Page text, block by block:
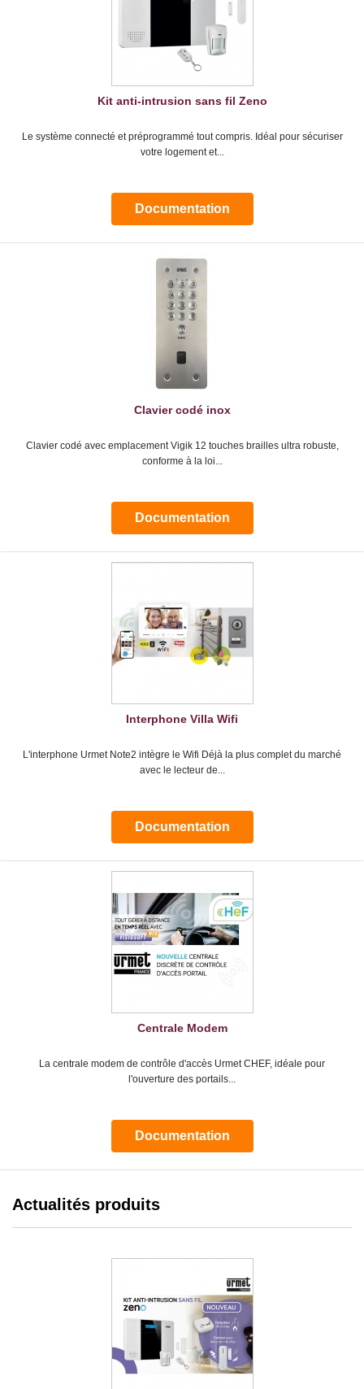
Kit anti-intrusion sans fil Zeno
Le système connecté et préprogrammé tout compris. Idéal pour sécuriser
votre logement et...
Documentation
Clavier codé inox
Clavier codé avec emplacement Vigik 12 touches brailles ultra robuste,
conforme à la loi...
Documentation
Interphone Villa Wifi
L'interphone Urmet Note2 intègre le Wifi Déjà la plus complet du marché
avec le lecteur de...
Documentation
Centrale Modem
La centrale modem de contrôle d'accès Urmet CHEF, idéale pour
l'ouverture des portails...
Documentation
Actualités produits